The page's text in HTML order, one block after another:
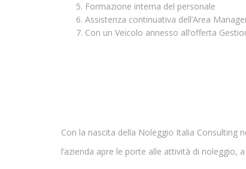
Formazione interna del personale
Assistenza continuativa dell’Area
Con un Veicolo annesso all’offerta
Con la nascita della Noleggio Italia Consulting
l’azienda apre le porte alle attività di noleggio,